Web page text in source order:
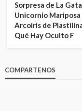
Sorpresa de La Gata
Unicornio Mariposa
Arcoiris de
Qué Hay Oculto F
COMPARTENOS